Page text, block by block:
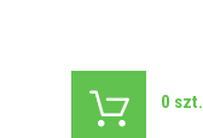
0 szt.